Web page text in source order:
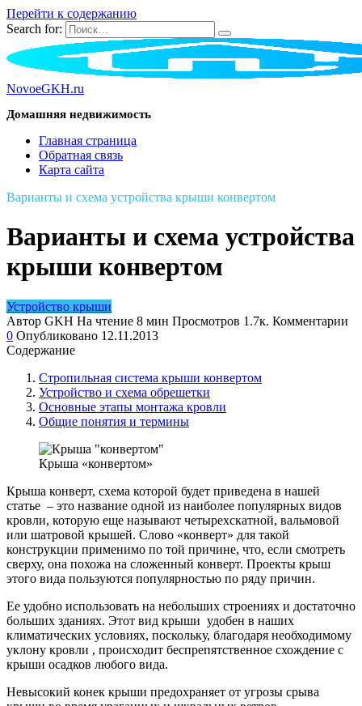
Перейти к содержанию
Search for:
NovoeGKH.ru
Домашняя недвижимость
Главная страница
Обратная связь
Карта сайта
Варианты и схема устройства крыши конвертом
Варианты и схема устройства
крыши конвертом
Устройство крыши
Автор GKH На чтение 8 мин Просмотров 1.7к. Комментарии
0 Опубликовано 12.11.2013
Содержание
Стропильная система крыши конвертом
Устройство и схема обрешетки
Основные этапы монтажа кровли
Общие понятия и термины
Крыша «конвертом»
Крыша конверт, схема которой будет приведена в нашей
статье – это название одной из наиболее популярных видов
кровли, которую еще называют четырехскатной, вальмовой
или шатровой крышей. Слово «конверт» для такой
конструкции применимо по той причине, что, если смотреть
сверху, она похожа на сложенный конверт. Проекты крыш
этого вида пользуются популярностью по ряду причин.
Ее удобно использовать на небольших строениях и достаточно
больших зданиях. Этот вид крыши удобен в наших
климатических условиях, поскольку, благодаря необходимому
уклону кровли , происходит беспрепятственное схождение с
крыши осадков любого вида.
Невысокий конек крыши предохраняет от угрозы срыва